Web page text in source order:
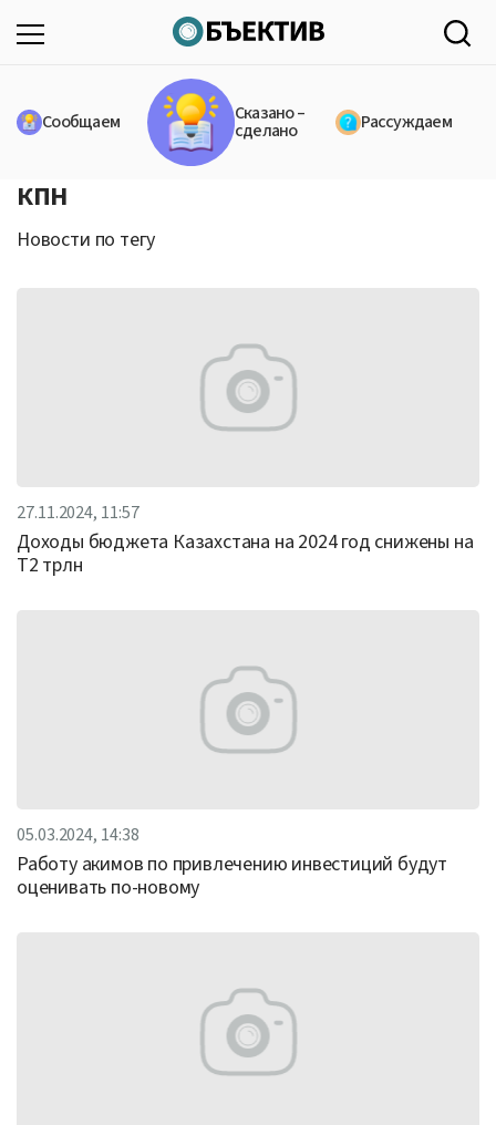
Сообщаем Сказано –
сделано Рассуждаем
КПН
Новости по тегу
27.11.2024, 11:57
Доходы бюджета Казахстана на 2024 год снижены на
Т2 трлн
05.03.2024, 14:38
Работу акимов по привлечению инвестиций будут
оценивать по-новому